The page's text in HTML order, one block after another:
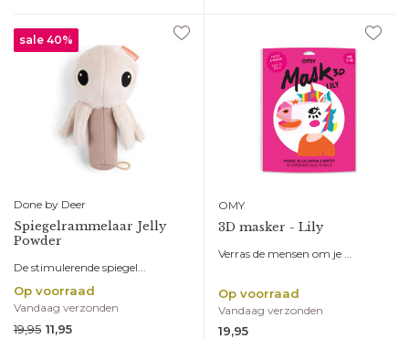
sale 40%
Done by Deer
Spiegelrammelaar Jelly
Powder
De stimulerende spiegel...
Op voorraad
Vandaag verzonden
19,95 11,95
OMY
3D masker - Lily
Verras de mensen om je ...
Op voorraad
Vandaag verzonden
19,95